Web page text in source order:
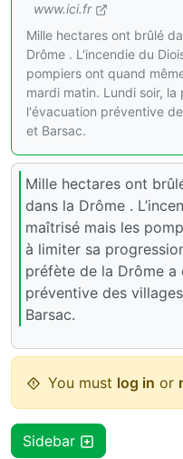
www.ici.fr
Mille hectares ont brûlé
Drôme . L'incendie du
pompiers ont quand
mardi matin. Lundi soir,
l'évacuation préventive
et Barsac.
Mille hectares ont
dans la Drôme .
maîtrisé mais les
à limiter sa
préfète de la Drôme a
préventive des
Barsac.
You must log in or
Sidebar